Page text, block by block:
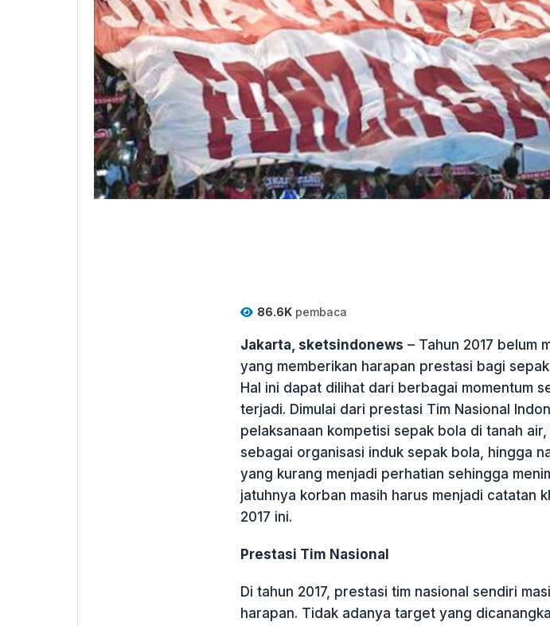
86.6Kpembaca
Jakarta, sketsindonews – Tahun 2017 belum
yang memberikan harapan prestasi bagi
Hal ini dapat dilihat dari berbagai momentum
terjadi. Dimulai dari prestasi Tim Nasional
pelaksanaan kompetisi sepak bola di tanah air,
sebagai organisasi induk sepak bola, hingga
yang kurang menjadi perhatian sehingga
jatuhnya korban masih harus menjadi catatan
2017 ini.
Prestasi Tim Nasional
Di tahun 2017, prestasi tim nasional sendiri
harapan. Tidak adanya target yang